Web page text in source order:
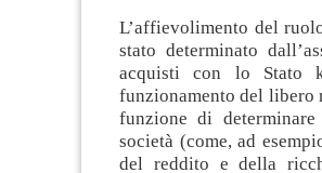
L’affievolimento del
stato determinato
acquisti con lo Stato
funzionamento del libero
funzione di
società (come, ad
del reddito e della